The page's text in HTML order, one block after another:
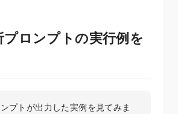
プロンプトの実行例を
プトが出力した実例を見てみま